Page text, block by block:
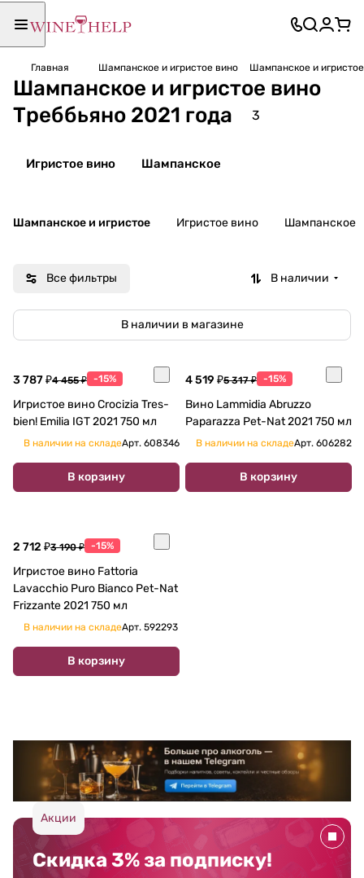
Главная Шампанское и игристое вино Шампанское и
Шампанское и игристое вино
Треббьяно 2021 года
3
Игристое вино Шампанское
Шампанское и игристое Игристое вино Шампанское
Все фильтры В наличии
В наличии в магазине
3 787 ₽4 455 ₽ -15%
Игристое вино Crocizia Tres-
bien! Emilia IGT 2021 750 мл
В наличии на складеАрт. 608346
В корзину
4 519 ₽5 317 ₽ -15%
Вино Lammidia Abruzzo
Paparazza Pet-Nat 2021 750 мл
В наличии на складеАрт. 606282
В корзину
2 712 ₽3 190 ₽ -15%
Игристое вино Fattoria
Lavacchio Puro Bianco Pet-Nat
Frizzante 2021 750 мл
В наличии на складеАрт. 592293
В корзину
Акции
Скидка 3% за подписку!